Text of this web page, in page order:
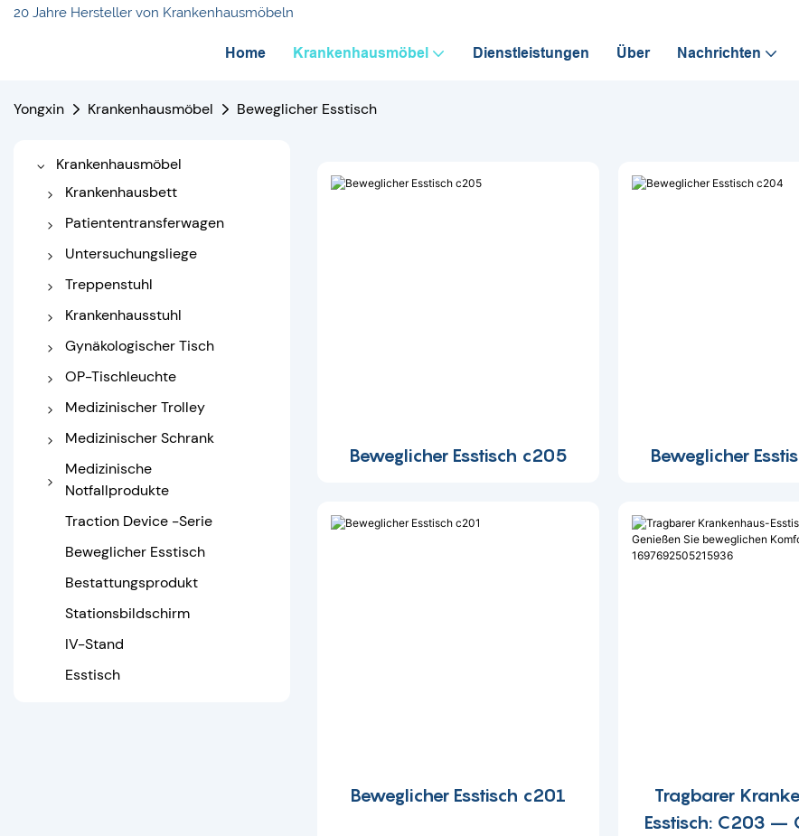
20 Jahre Hersteller von Krankenhausmöbeln
Home Krankenhausmöbel Dienstleistungen Über Nachrichten
Yongxin Krankenhausmöbel Beweglicher Esstisch
Krankenhausmöbel
Krankenhausbett
Elektrisches
Krankenhausbett
Baby-Krankenhausbett
Kinderkrankenhausbett
Orthopädisches
Krankenhausbett
Traktionsbett
Heimpflegerbett
Patiententransferwagen
Übertragungswagen
Tragewagen
Untersuchungsliege
Medizinische Couch
Elektrische
Treppenstuhl
Manueller Treppenstuhl
Elektrischer Treppenstuhl
Krankenhausstuhl
Infusionsstuhl
Dialyse-Lehrstuhl
Krankenhaus-Liegestuhl
Wartestuhl im
Gynäkologischer Tisch
Entbindungsbett
Gynäkologischer
OP-Tischleuchte
Operationstabelle
OP-Licht
Medizinischer Trolley
Krankenhauswagen aus
Abs Medicaltrolley
Nottrolley
Medizinischer Schrank
Nachttisch
Medizinschrank
Medizinische
Notfallprodukte
Zusammenklappbare
Traction Device -Serie
Beweglicher Esstisch
Bestattungsprodukt
Stationsbildschirm
IV-Stand
Esstisch
Beweglicher Esstisch c205 Beweglicher
Beweglicher Esstisch c201
Tragbarer
Esstisch: C203 –